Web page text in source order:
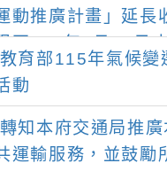
動推廣計畫」延長
至115年7月31日
教育部115年氣候變
動
轉知本府交通局推廣
運輸服務，並鼓勵